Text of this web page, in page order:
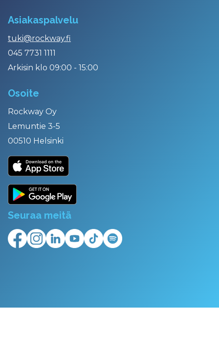
Asiakaspalvelu
tuki@rockway.fi
045 7731 1111
Arkisin klo 09:00 - 15:00
Osoite
Rockway Oy
Lemuntie 3-5
00510 Helsinki
Seuraa meitä